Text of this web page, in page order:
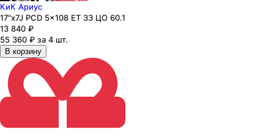
КиК Ариус
17"x7J PCD 5x108 ЕТ 33 ЦО 60.1
13 840 ₽
55 360 ₽ за 4 шт.
В корзину